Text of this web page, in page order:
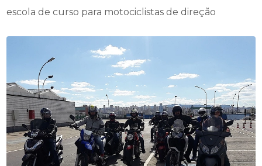
escola de curso para motociclistas de direção